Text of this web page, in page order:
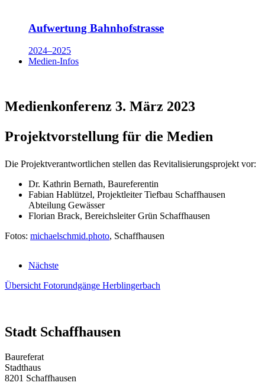
Aufwertung Bahnhofstrasse
2024–2025
Medien-Infos
Medienkonferenz 3. März 2023
Projektvorstellung für die Medien
Die Projektverantwortlichen stellen das Revitalisierungsprojekt vor:
Dr. Kathrin Bernath, Baureferentin
Fabian Hablützel, Projektleiter Tiefbau Schaffhausen
Abteilung Gewässer
Florian Brack, Bereichsleiter Grün Schaffhausen
Fotos: michaelschmid.photo, Schaffhausen
Nächste
Übersicht Fotorundgänge Herblingerbach
Stadt Schaffhausen
Baureferat
Stadthaus
8201 Schaffhausen